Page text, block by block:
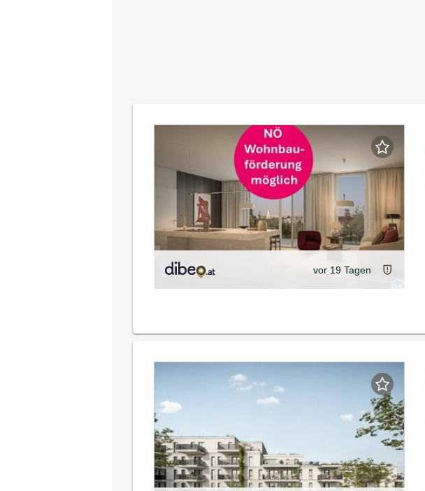
vor 19 Tagen